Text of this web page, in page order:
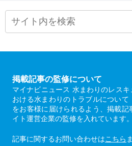
掲載記事の監修について
マイナビニュース 水まわりのレス
おける水まわりのトラブルについて
をお客様に届けられるよう、掲載
イト運営企業の監修を入れています。
記事に関するお問い合わせはこちら